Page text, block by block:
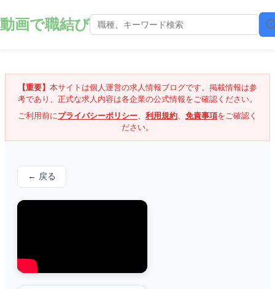
動画で職結び
【重要】 本サイトは個人運営の求人情報ブログです。掲載情報は参
考であり、正式な求人内容は各企業の公式情報をご確認ください。
ご利用前にプライバシーポリシー、 利用規約、 免責事項をご確認く
ださい。
← 戻る